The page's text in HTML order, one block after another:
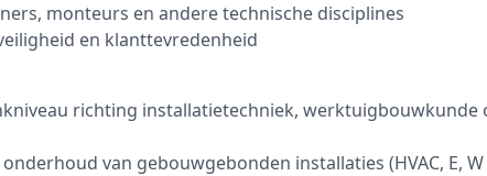
monteurs en andere technische disciplines
en klanttevredenheid
richting installatietechniek, werktuigbouwkunde
van gebouwgebonden installaties (HVAC, E,